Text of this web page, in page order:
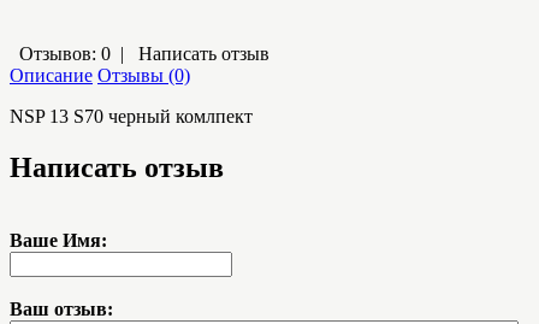
Отзывов: 0 | Написать отзыв
Описание Отзывы (0)
NSP 13 S70 черный комлпект
Написать отзыв
Ваше Имя:
Ваш отзыв: